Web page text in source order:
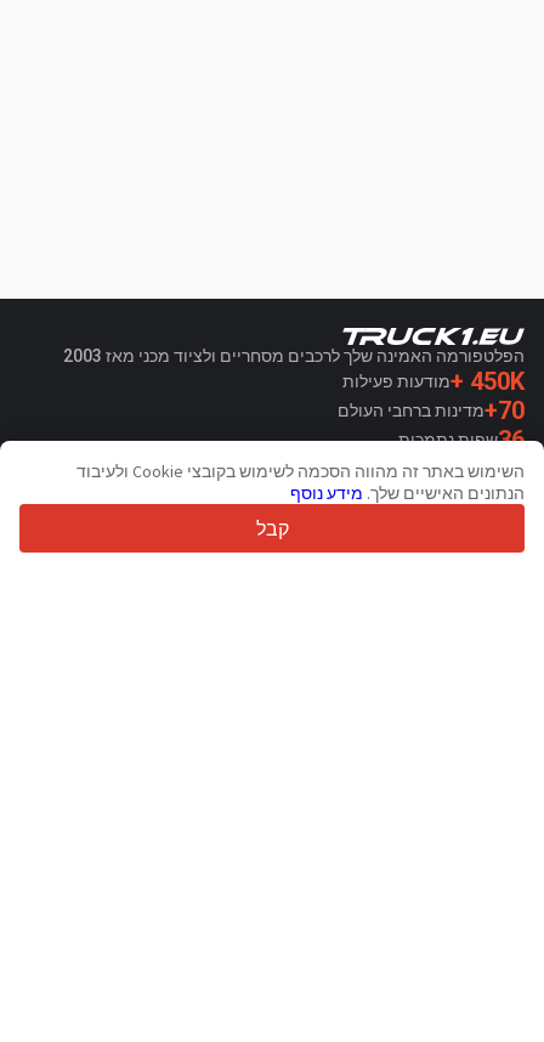
הפלטפורמה האמינה שלך לרכבים מסחריים ולציוד מכני מאז 2003
450K + מודעות פעילות
70+ מדינות ברחבי העולם
36שפות נתמכות
4.7/5
Trustpilot
השימוש באתר זה מהווה הסכמה לשימוש בקובצי Cookie ולעיבוד
הנתונים האישיים שלך. מידע נוסף
קבל